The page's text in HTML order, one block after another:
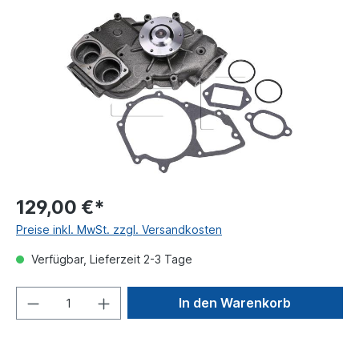
129,00 €*
Preise inkl. MwSt. zzgl. Versandkosten
Verfügbar, Lieferzeit 2-3 Tage
In den Warenkorb